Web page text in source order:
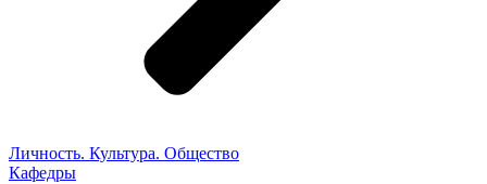
Личность. Культура. Общество
Кафедры